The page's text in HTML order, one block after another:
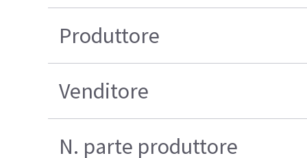
Produttore
Venditore
N. parte produttore